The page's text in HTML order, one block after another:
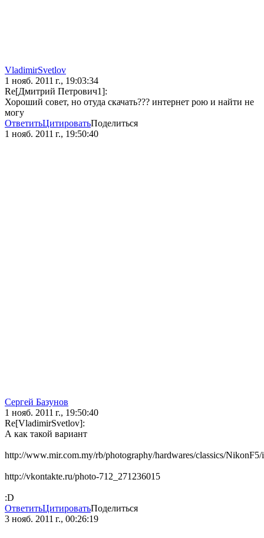
VladimirSvetlov
1 нояб. 2011 г., 19:03:34
Re[Дмитрий Петрович1]:
Хороший совет, но отуда скачать??? интернет рою и найти не
могу
ОтветитьЦитироватьПоделиться
1 нояб. 2011 г., 19:50:40
Сергей Базунов
1 нояб. 2011 г., 19:50:40
Re[VladimirSvetlov]:
А как такой вариант
http://www.mir.com.my/rb/photography/hardwares/classics/
http://vkontakte.ru/photo-712_271236015
:D
ОтветитьЦитироватьПоделиться
3 нояб. 2011 г., 00:26:19